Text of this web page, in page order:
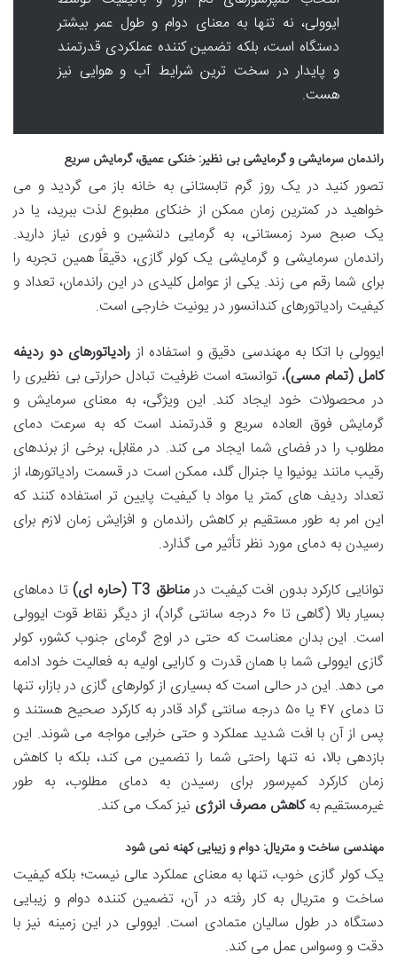
ایوولی، نه تنها به معنای دوام و طول عمر بیشتر
دستگاه است، بلکه تضمین کننده عملکردی قدرتمند
و پایدار در سخت ترین شرایط آب و هوایی نیز
هست.
راندمان سرمایشی و گرمایشی بی نظیر: خنکی عمیق، گرمایش سریع
تصور کنید در یک روز گرم تابستانی به خانه باز می گردید و می
خواهید در کمترین زمان ممکن از خنکای مطبوع لذت ببرید، یا در
یک صبح سرد زمستانی، به گرمایی دلنشین و فوری نیاز دارید.
راندمان سرمایشی و گرمایشی یک کولر گازی، دقیقاً همین تجربه را
برای شما رقم می زند. یکی از عوامل کلیدی در این راندمان، تعداد و
کیفیت رادیاتورهای کندانسور در یونیت خارجی است.
ایوولی با اتکا به مهندسی دقیق و استفاده از رادیاتورهای دو ردیفه
کامل (تمام مسی)، توانسته است ظرفیت تبادل حرارتی بی نظیری را
در محصولات خود ایجاد کند. این ویژگی، به معنای سرمایش و
گرمایش فوق العاده سریع و قدرتمند است که به سرعت دمای
مطلوب را در فضای شما ایجاد می کند. در مقابل، برخی از برندهای
رقیب مانند یونیوا یا جنرال گلد، ممکن است در قسمت رادیاتورها، از
تعداد ردیف های کمتر یا مواد با کیفیت پایین تر استفاده کنند که
این امر به طور مستقیم بر کاهش راندمان و افزایش زمان لازم برای
رسیدن به دمای مورد نظر تأثیر می گذارد.
توانایی کارکرد بدون افت کیفیت درمناطق T3 (حاره ای)
تا دماهای
بسیار بالا (گاهی تا ۶۰ درجه سانتی گراد)، از دیگر نقاط قوت ایوولی
است. این بدان معناست که حتی در اوج گرمای جنوب کشور، کولر
گازی ایوولی شما با همان قدرت و کارایی اولیه به فعالیت خود ادامه
می دهد. این در حالی است که بسیاری از کولرهای گازی در بازار، تنها
تا دمای ۴۷ یا ۵۰ درجه سانتی گراد قادر به کارکرد صحیح هستند و
پس از آن با افت شدید عملکرد و حتی خرابی مواجه می شوند. این
بازدهی بالا، نه تنها راحتی شما را تضمین می کند، بلکه با کاهش
زمان کارکرد کمپرسور برای رسیدن به دمای مطلوب، به طور
غیرمستقیم بهکاهش مصرف انرژی نیز کمک می کند.
مهندسی ساخت و متریال: دوام و زیبایی کهنه نمی شود
یک کولر گازی خوب، تنها به معنای عملکرد عالی نیست؛ بلکه کیفیت
ساخت و متریال به کار رفته در آن، تضمین کننده دوام و زیبایی
دستگاه در طول سالیان متمادی است. ایوولی در این زمینه نیز با
دقت و وسواس عمل می کند.